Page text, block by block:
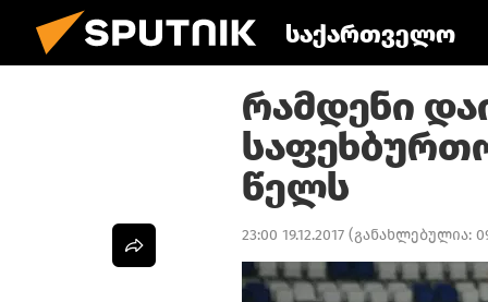
საქართველო
რამდენი
წელს
23:00 19.12.2017 (განახლებულია: